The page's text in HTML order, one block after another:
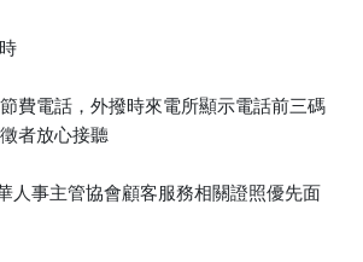
費電話，外撥時來電所顯示電話前三碼
者放心接聽
人事主管協會顧客服務相關證照優先面